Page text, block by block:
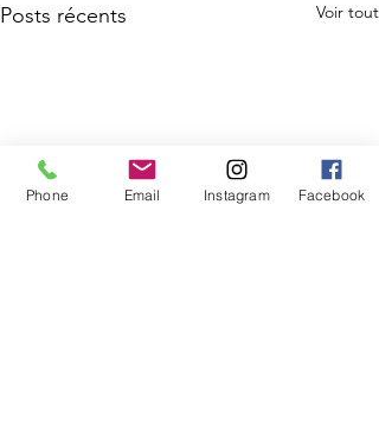
Posts récents Voir tout
Phone Email Instagram Facebook